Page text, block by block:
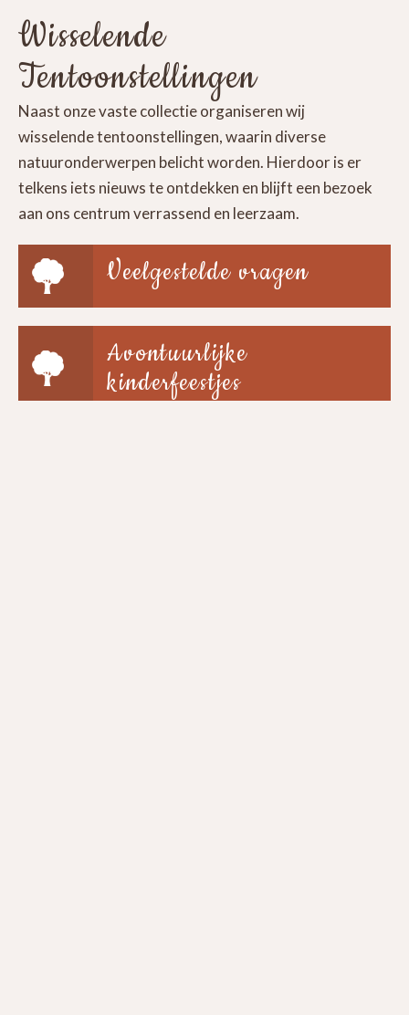
Wisselende
Tentoonstellingen
Naast onze vaste collectie organiseren wij
wisselende tentoonstellingen, waarin diverse
natuuronderwerpen belicht worden. Hierdoor is er
telkens iets nieuws te ontdekken en blijft een bezoek
aan ons centrum verrassend en leerzaam.
Veelgestelde vragen
Avontuurlijke
kinderfeestjes